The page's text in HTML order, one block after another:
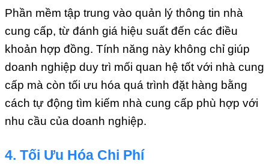
Phần mềm tập trung vào quản lý thông tin nhà
cung cấp, từ đánh giá hiệu suất đến các điều
khoản hợp đồng. Tính năng này không chỉ giúp
doanh nghiệp duy trì mối quan hệ tốt với nhà cung
cấp mà còn tối ưu hóa quá trình đặt hàng bằng
cách tự động tìm kiếm nhà cung cấp phù hợp với
nhu cầu của doanh nghiệp.
4. Tối Ưu Hóa Chi Phí